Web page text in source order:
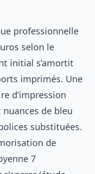
professionnelle
selon le
initial s’amortit
imprimés. Une
d’impression
de bleu
substituées.
de
7